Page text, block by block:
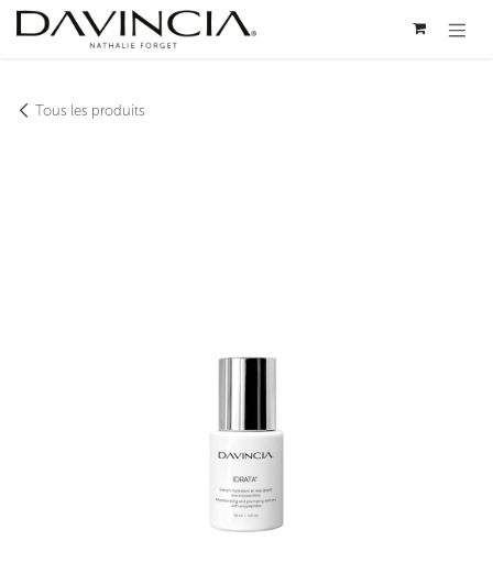
Se rendre au contenu
Tous les produits